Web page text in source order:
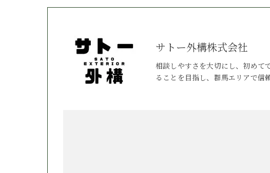
サトー外構株式会社
相談しやすさを大切にし、初めて
ることを目指し、群馬エリアで信